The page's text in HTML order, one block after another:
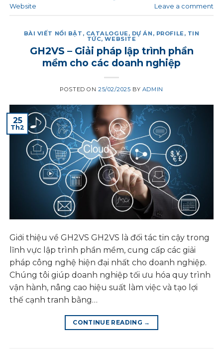
Website
Leave a comment
BÀI VIẾT NỔI BẬT , CATALOGUE, DỰ ÁN , PROFILE, TIN
TỨC,WEBSITE
GH2VS – Giải pháp lập trình phần
mềm cho các doanh nghiệp
POSTED ON 25/02/2025 BY ADMIN
25
Th2
Giới thiệu về GH2VS GH2VS là đối tác tin cậy trong
lĩnh vực lập trình phần mềm, cung cấp các giải
pháp công nghệ hiện đại nhất cho doanh nghiệp.
Chúng tôi giúp doanh nghiệp tối ưu hóa quy trình
vận hành, nâng cao hiệu suất làm việc và tạo lợi
thế cạnh tranh bằng…
CONTINUE READING →